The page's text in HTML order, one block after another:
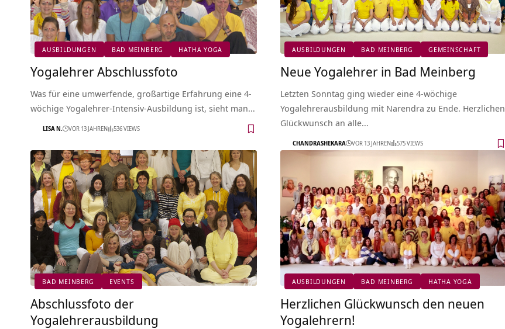
AUSBILDUNGEN BAD MEINBERG HATHA YOGA
Yogalehrer Abschlussfoto
Was für eine umwerfende, großartige Erfahrung eine 4-
wöchige Yogalehrer-Intensiv-Ausbildung ist, sieht man…
LISA N. VOR 13 JAHREN 536 VIEWS
AUSBILDUNGEN BAD MEINBERG GEMEINSCHAFT
Neue Yogalehrer in Bad Meinberg
Letzten Sonntag ging wieder eine 4-wöchige
Yogalehrerausbildung mit Narendra zu Ende. Herzlichen
Glückwunsch an alle…
CHANDRASHEKARA VOR 13 JAHREN 575 VIEWS
BAD MEINBERG EVENTS
Abschlussfoto der
Yogalehrerausbildung
AUSBILDUNGEN BAD MEINBERG HATHA YOGA
Herzlichen Glückwunsch den neuen
Yogalehrern!